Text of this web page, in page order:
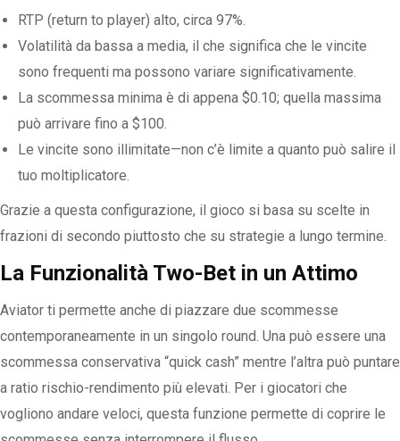
RTP (return to player) alto, circa 97%.
Volatilità da bassa a media, il che significa che le vincite
sono frequenti ma possono variare significativamente.
La scommessa minima è di appena $0.10; quella massima
può arrivare fino a $100.
Le vincite sono illimitate—non c’è limite a quanto può salire il
tuo moltiplicatore.
Grazie a questa configurazione, il gioco si basa su scelte in
frazioni di secondo piuttosto che su strategie a lungo termine.
La Funzionalità Two-Bet in un Attimo
Aviator ti permette anche di piazzare due scommesse
contemporaneamente in un singolo round. Una può essere una
scommessa conservativa “quick cash” mentre l’altra può puntare
a ratio rischio-rendimento più elevati. Per i giocatori che
vogliono andare veloci, questa funzione permette di coprire le